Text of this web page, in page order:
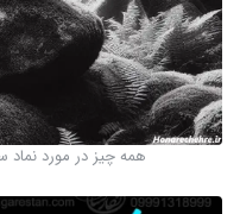
همه چیز در مورد